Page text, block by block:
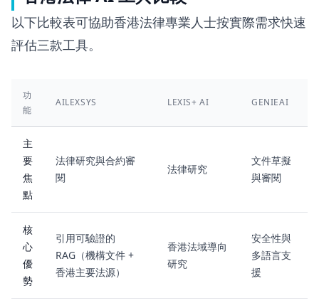
以下比較表可協助香港法律專業人士按實際需求快速
評估三款工具。
功
能
AILEXSYS LEXIS+ AI GENIEAI
主
要
焦
點
法律研究與合約審
閱
法律研究
文件草擬
與審閱
核
心
優
勢
引用可驗證的
RAG（機構文件 +
香港主要法源）
香港法域導向
研究
安全性與
多語言支
援